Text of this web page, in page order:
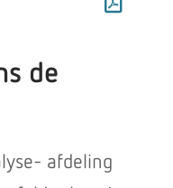
de
afdeling